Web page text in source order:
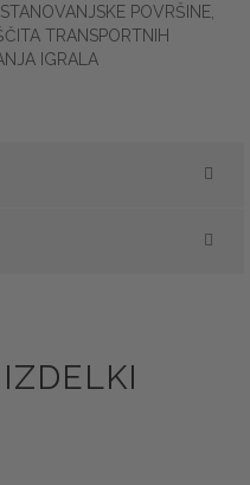
STANOVANJSKE POVRŠINE
TRANSPORTNIH
IGRALA